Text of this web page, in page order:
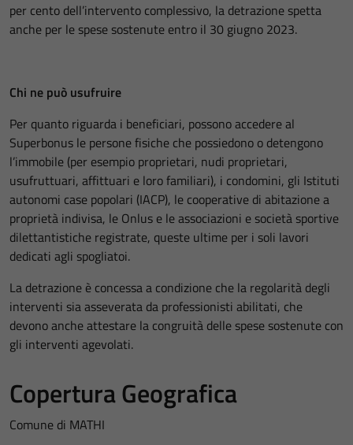
per cento dell’intervento complessivo, la detrazione spetta
anche per le spese sostenute entro il 30 giugno 2023.
Chi ne può usufruire
Per quanto riguarda i beneficiari, possono accedere al
Superbonus le persone fisiche che possiedono o detengono
l’immobile (per esempio proprietari, nudi proprietari,
usufruttuari, affittuari e loro familiari), i condomini, gli Istituti
autonomi case popolari (IACP), le cooperative di abitazione a
proprietà indivisa, le Onlus e le associazioni e società sportive
dilettantistiche registrate, queste ultime per i soli lavori
dedicati agli spogliatoi.
La detrazione è concessa a condizione che la regolarità degli
interventi sia asseverata da professionisti abilitati, che
devono anche attestare la congruità delle spese sostenute con
gli interventi agevolati.
Copertura Geografica
Comune di MATHI